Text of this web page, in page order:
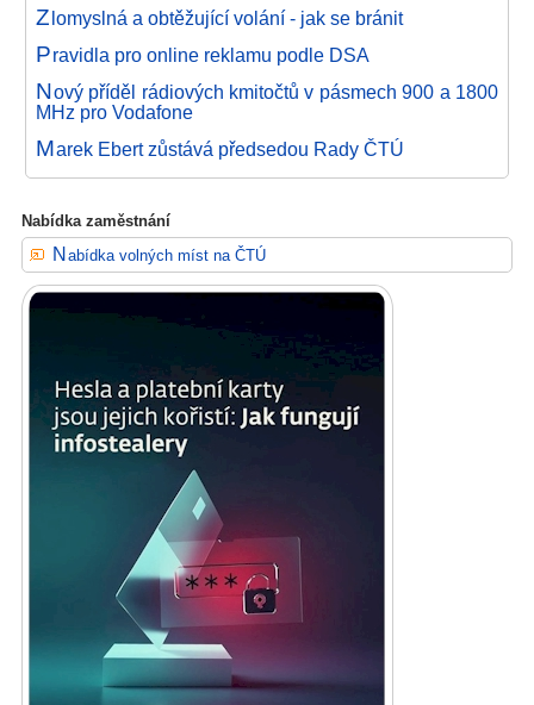
Z lomyslná a obtěžující volání - jak se bránit
Pravidla pro online reklamu podle DSA
Nový příděl rádiových kmitočtů v pásmech 900 a 1800
MHz pro Vodafone
Marek Ebert zůstává předsedou Rady ČTÚ
Nabídka zaměstnání
Nabídka volných míst na ČTÚ